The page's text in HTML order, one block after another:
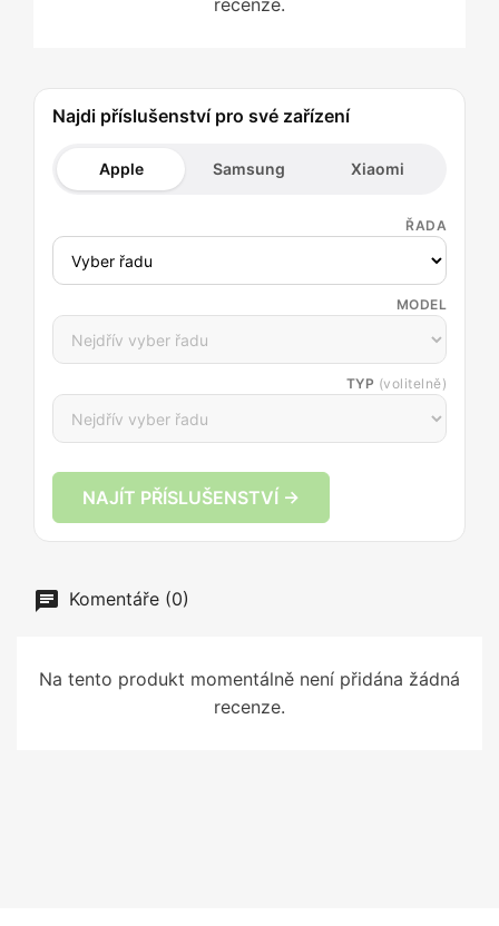
recenze.
Najdi příslušenství pro své zařízení
Apple Samsung Xiaomi
ŘADA
MODEL
TYP (volitelně)
NAJÍT PŘÍSLUŠENSTVÍ →
Komentáře (0)
Na tento produkt momentálně není přidána žádná
recenze.